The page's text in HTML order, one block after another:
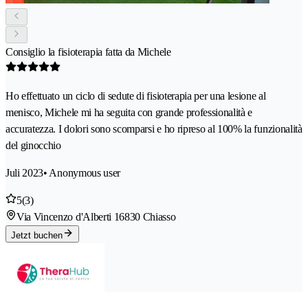
Consiglio la fisioterapia fatta da Michele
Ho effettuato un ciclo di sedute di fisioterapia per una lesione al
menisco, Michele mi ha seguita con grande professionalità e
accuratezza. I dolori sono scomparsi e ho ripreso al 100% la funzionalità
del ginocchio
Juli 2023• Anonymous user
5(3)
Via Vincenzo d'Alberti 16830 Chiasso
Jetzt buchen